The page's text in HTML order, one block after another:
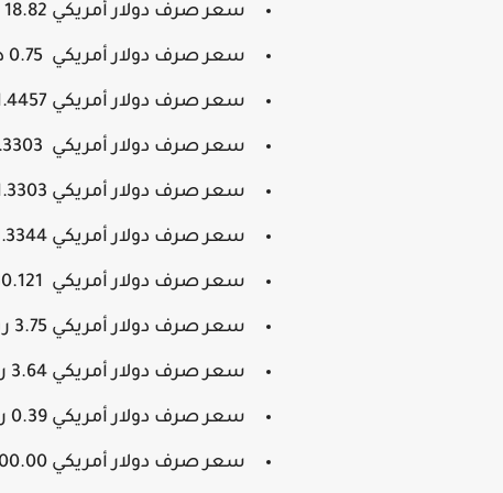
سعر صرف دولار أمريكي 18.82 ليرة مقابل الليرة التركي.
سعر صرف دولار أمريكي 0.75 دولار مقابل الدولار الكندى.
سعر صرف دولار أمريكي 1.4457 دولار مقابل الدولار استرالي.
سعر صرف دولار أمريكي 1.3303 دولار مقابل الدولار البروناي.
سعر صرف دولار أمريكي 1.3303 دولار مقابل الدولار السنغافورى.
سعر صرف دولار أمريكي 1.3344 دولار مقابل الدولار الكندي.
سعر صرف دولار أمريكي 30.121 دولار مقابل الدولار التايواني.
سعر صرف دولار أمريكي 3.75 ريال مقابل الريال السعودي.
سعر صرف دولار أمريكي 3.64 ريال مقابل الريال القطري.
سعر صرف دولار أمريكي 0.39 ريال مقابل الريال العماني.
سعر صرف دولار أمريكي 42,200.00 ريال مقابل الريال الإيراني.